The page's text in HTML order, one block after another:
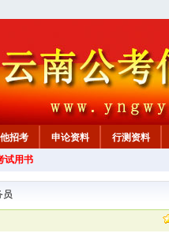
招考 申论资料 行测资料
试用书
员